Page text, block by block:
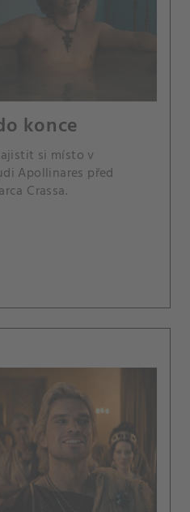
konce
si místo v
Apollinares před
Crassa.